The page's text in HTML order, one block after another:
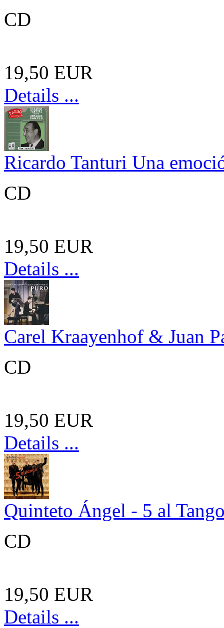
CD
19,50 EUR
Details ...
Ricardo Tanturi Una
CD
19,50 EUR
Details ...
Carel Kraayenhof & Juan
CD
19,50 EUR
Details ...
Quinteto Ángel - 5 al
CD
19,50 EUR
Details ...